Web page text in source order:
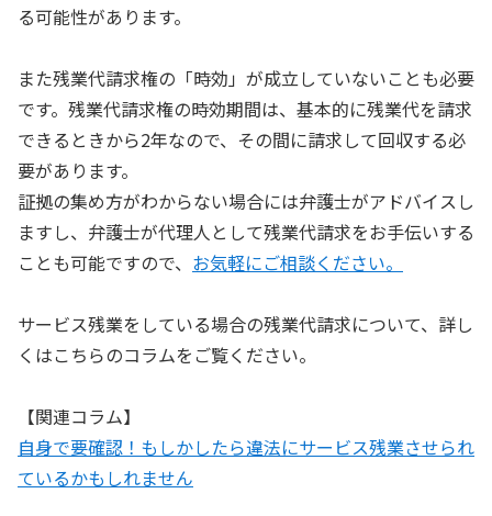
る可能性があります。
また残業代請求権の「時効」が成立していないことも必要
です。残業代請求権の時効期間は、基本的に残業代を請求
できるときから2年なので、その間に請求して回収する必
要があります。
証拠の集め方がわからない場合には弁護士がアドバイスし
ますし、弁護士が代理人として残業代請求をお手伝いする
ことも可能ですので、 お気軽にご相談ください。
サービス残業をしている場合の残業代請求について、詳し
くはこちらのコラムをご覧ください。
【関連コラム】
自身で要確認！もしかしたら違法にサービス残業させられ
ているかもしれません